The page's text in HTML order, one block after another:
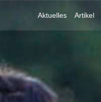
Aktuelles Artikel